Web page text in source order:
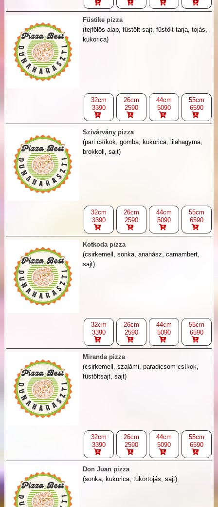
Füstike pizza
(tejfölös alap, füstölt sajt, füstölt tarja, tojás,
kukorica)
32cm
3390
26cm
2590
44cm
5090
55cm
6590
Szivárvány pizza
(pari csíkok, gomba, kukorica, lilahagyma,
brokkoli, sajt)
32cm
3390
26cm
2590
44cm
5090
55cm
6590
Kotkoda pizza
(csirkemell, sonka, ananász, camambert,
sajt)
32cm
3390
26cm
2590
44cm
5090
55cm
6590
Miranda pizza
(csirkemell, szalámi, paradicsom csíkok,
füstöltsajt, sajt)
32cm
3390
26cm
2590
44cm
5090
55cm
6590
Don Juan pizza
(sonka, kukorica, tükörtojás, sajt)